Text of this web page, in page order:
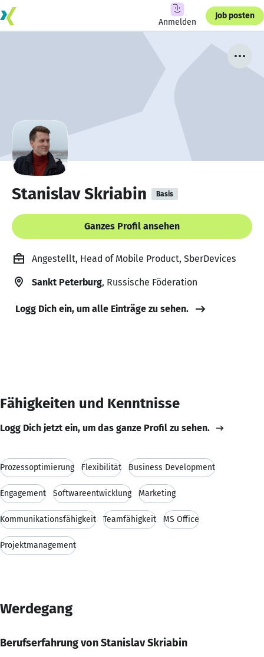
Anmelden
Job posten
Stanislav Skriabin Basis
Ganzes Profil ansehen
Angestellt, Head of Mobile Product, SberDevices
Sankt Peterburg, Russische Föderation
Logg Dich ein, um alle Einträge zu sehen.
Fähigkeiten und Kenntnisse
Logg Dich jetzt ein, um das ganze Profil zu sehen.
Prozessoptimierung Flexibilität Business Development
Engagement Softwareentwicklung Marketing
Kommunikationsfähigkeit Teamfähigkeit MS Office
Projektmanagement
Werdegang
Berufserfahrung von Stanislav Skriabin